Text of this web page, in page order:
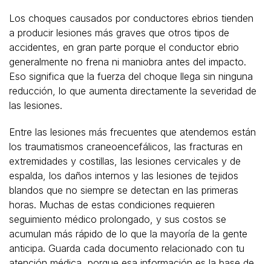
Los choques causados por conductores ebrios tienden
a producir lesiones más graves que otros tipos de
accidentes, en gran parte porque el conductor ebrio
generalmente no frena ni maniobra antes del impacto.
Eso significa que la fuerza del choque llega sin ninguna
reducción, lo que aumenta directamente la severidad de
las lesiones.
Entre las lesiones más frecuentes que atendemos están
los traumatismos craneoencefálicos, las fracturas en
extremidades y costillas, las lesiones cervicales y de
espalda, los daños internos y las lesiones de tejidos
blandos que no siempre se detectan en las primeras
horas. Muchas de estas condiciones requieren
seguimiento médico prolongado, y sus costos se
acumulan más rápido de lo que la mayoría de la gente
anticipa. Guarda cada documento relacionado con tu